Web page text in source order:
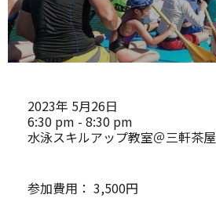
2023年 5月26日
6:30 pm - 8:30 pm
水泳スキルアップ教室＠三軒茶屋
参加費用： 3,500円